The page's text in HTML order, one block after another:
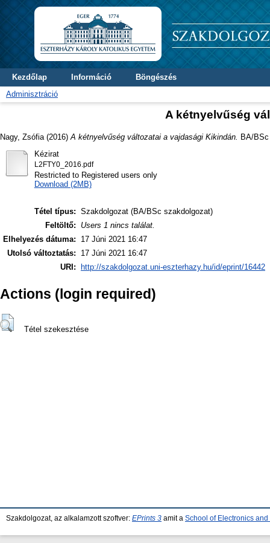
Kezdőlap Információ
Böngészés
Adminisztráció
A kétnyelvűség
Nagy, Zsófia (2016) A kétnyelvűség változatai a vajdasági Kikindán.
BA/
Kézirat
L2FTY0_2016.pdf
Restricted to Registered users only
Download (2MB)
Tétel típus: Szakdolgozat (BA/BSc szakdolgozat)
Feltöltő:
Users 1 nincs találat.
Elhelyezés dátuma:
17 Júni 2021 16:47
Utolsó változtatás:
17 Júni 2021 16:47
URI:
http://szakdolgozat.uni-eszterhazy.hu/id/eprint/16442
Actions (login required)
Tétel szekesztése
Szakdolgozat, az alkalamzott szoftver: EPrints 3 amit a School of Electronics